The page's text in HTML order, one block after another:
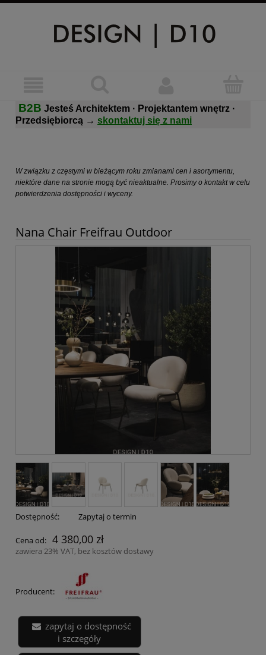
B2B Jesteś Architektem · Projektantem wnętrz ·
Przedsiębiorcą → skontaktuj się z nami
W związku z częstymi w bieżącym roku zmianami cen i asortymentu,
niektóre dane na stronie mogą być nieaktualne. Prosimy o kontakt w celu
potwierdzenia dostępności i wyceny.
Nana Chair Freifrau Outdoor
Dostępność: Zapytaj o termin
Cena od: 4 380,00 zł
zawiera 23% VAT, bez kosztów dostawy
Producent:
zapytaj o dostępność
i szczegóły